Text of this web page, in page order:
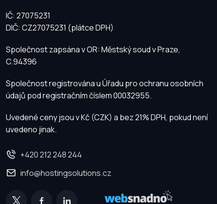
IČ: 27075231
DIČ: CZ27075231 (plátce DPH)
Společnost zapsána v OR: Městský soud v Praze,
C.94396
Společnost registrována u Úřadu pro ochranu osobních
údajů pod registračním číslem 00032955.
Uvedené ceny jsou v Kč (CZK) a bez 21% DPH, pokud není
uvedeno jinak.
+420 212 248 244
info@hostingsolutions.cz